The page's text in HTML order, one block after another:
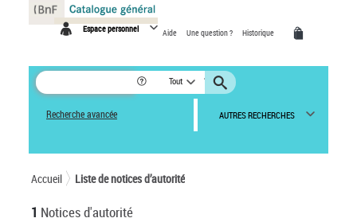
Espace personnel Aide Une question ? Historique
Tout
Recherche avancée AUTRES RECHERCHES
Accueil Liste de notices d’autorité
1 Notices d'autorité
Panneau de gestion des cookies